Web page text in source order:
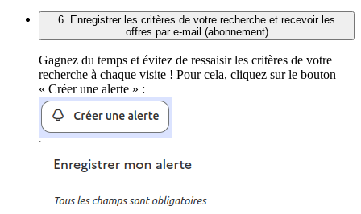
6. Enregistrer les critères de votre recherche et recevoir les
offres par e-mail (abonnement)
Gagnez du temps et évitez de ressaisir les critères de votre
recherche à chaque visite ! Pour cela, cliquez sur le bouton
« Créer une alerte » :